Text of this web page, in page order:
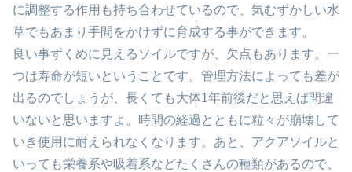
に調整する作用も持ち合わせているので、気むずかしい水
草でもあまり手間をかけずに育成する事ができます。
良い事ずくめに見えるソイルですが、欠点もあります。一
つは寿命が短いということです。管理方法によっても差が
出るのでしょうが、長くても大体1年前後だと思えば間違
いないと思いますよ。時間の経過とともに粒々が崩壊して
いき使用に耐えられなくなります。あと、アクアソイルと
いっても栄養系や吸着系などたくさんの種類があるので、